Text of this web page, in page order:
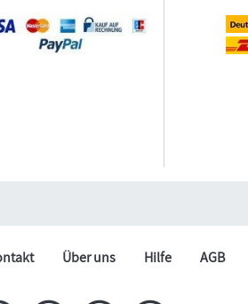
Über uns Hilfe AGB